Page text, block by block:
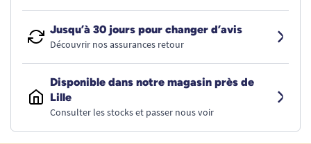
Jusqu’à 30 jours pour changer d’avis
Découvrir nos assurances retour
Disponible dans notre magasin près de
Lille
Consulter les stocks et passer nous voir